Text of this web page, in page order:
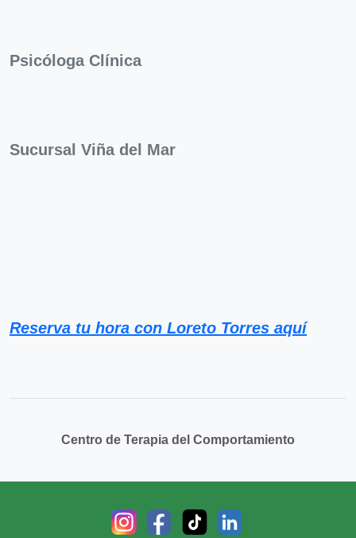
Psicóloga Clínica
Sucursal Viña del Mar
Reserva tu hora con Loreto Torres aquí
Centro de Terapia del Comportamiento